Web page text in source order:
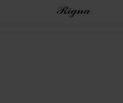
8/31まで 2万円以上ご購入で送料無料
（OUTLET・SALE品ほか一部商品除く）